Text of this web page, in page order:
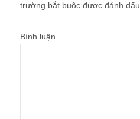
trường bắt buộc được đánh dấu
Bình luận